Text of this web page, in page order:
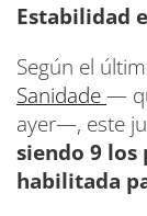
Estabilidad
Según el
Sanidade—
ayer—, este
siendo 9 los
habilitada